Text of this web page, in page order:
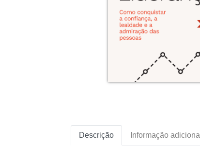
Descrição Informação adicional